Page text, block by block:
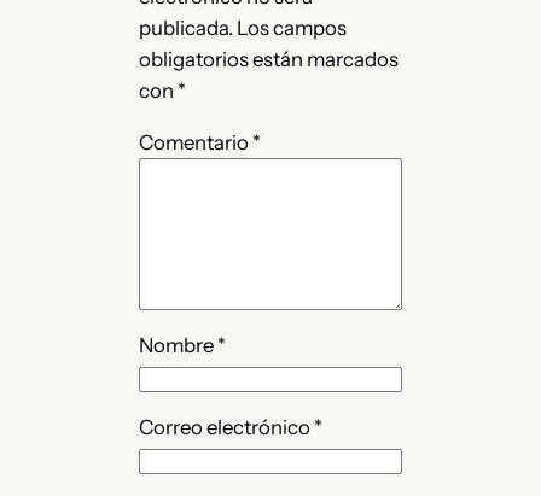
publicada. Los campos
obligatorios están marcados
con *
Comentario *
Nombre *
Correo electrónico *